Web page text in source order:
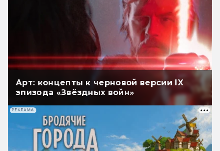
Арт: концепты к черновой версии IX
эпизода «Звёздных войн»
РЕКЛАМА